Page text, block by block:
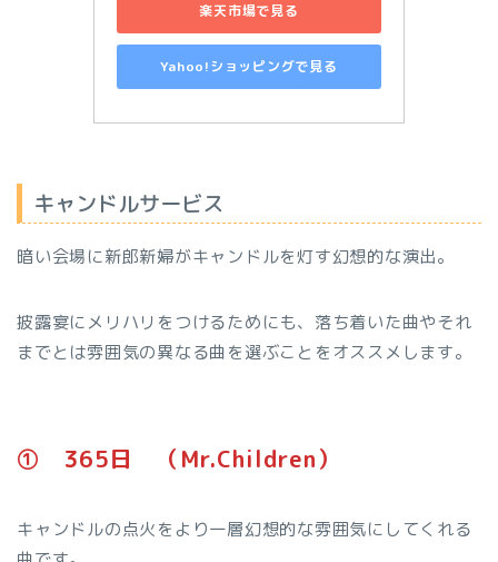
楽天市場で見る
Yahoo!ショッピングで見る
キャンドルサービス
暗い会場に新郎新婦がキャンドルを灯す幻想的な演出。
披露宴にメリハリをつけるためにも、落ち着いた曲やそれ
までとは雰囲気の異なる曲を選ぶことをオススメします。
➀ 365日 （Mr.Children）
キャンドルの点火をより一層幻想的な雰囲気にしてくれる